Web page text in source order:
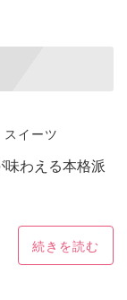
スイーツ
わえる本格派
続きを読む